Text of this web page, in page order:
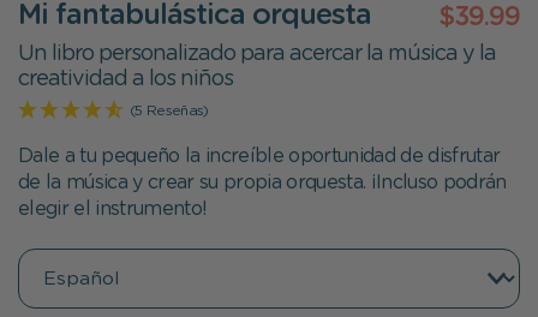
Mi fantabulástica orquesta $39.99
Un libro personalizado para acercar la música y la
creatividad a los niños
(5 Reseñas)
Dale a tu pequeño la increíble oportunidad de disfrutar
de la música y crear su propia orquesta. ¡Incluso podrán
elegir el instrumento!